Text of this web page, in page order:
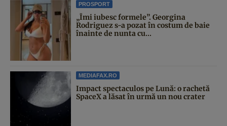
PROSPORT
„Îmi iubesc formele”. Georgina
Rodriguez s-a pozat în costum de baie
înainte de nunta cu...
MEDIAFAX.RO
Impact spectaculos pe Lună: o rachetă
SpaceX a lăsat în urmă un nou crater